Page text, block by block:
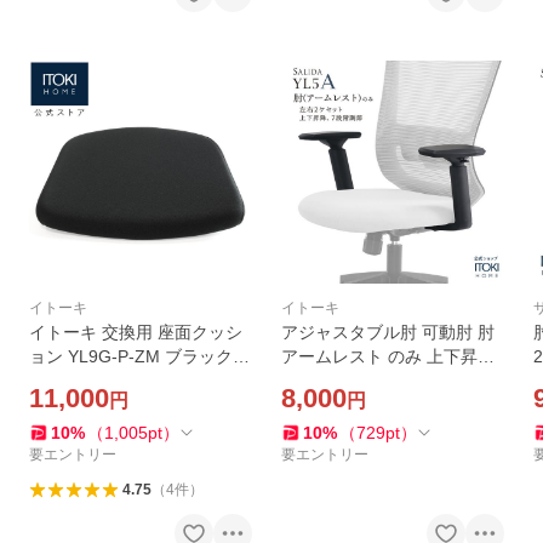
イトーキ
イトーキ 交換用 座面クッシ
ョン YL9G-P-ZM ブラック
ル サリダ YL9シリーズ YL8
YL6
11,000円
10% （1,005pt）
要エントリー
4.75（4件）
イトーキ
アジャスタブル肘 可動肘 肘
アームレスト のみ 上下昇降
用 ブラック 黒 ITOKI SALID
A YL5A-AEL
8,000円
10% （729pt）
要エントリー